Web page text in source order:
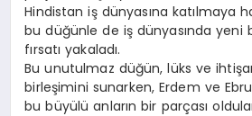
Hindistan iş dünyasına katılmaya
bu düğünle de iş dünyasında yeni
fırsatı yakaladı.
Bu unutulmaz düğün, lüks ve
birleşimini sunarken, Erdem ve
bu büyülü anların bir parçası